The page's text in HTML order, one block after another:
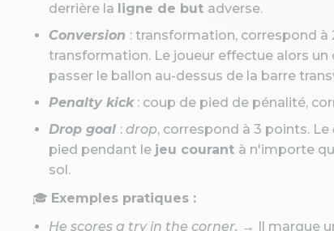
derrière la ligne de but adverse.
Conversion : transformation, correspond à
transformation. Le joueur effectue alors un
passer le ballon au-dessus de la barre
Penalty kick: coup de pied de pénalité,
Drop goal : drop, correspond à 3 points. Le
pied pendant le jeu courant à n'importe
sol.
🎓 Exemples pratiques :
He scores a try in the corner. → Il marque